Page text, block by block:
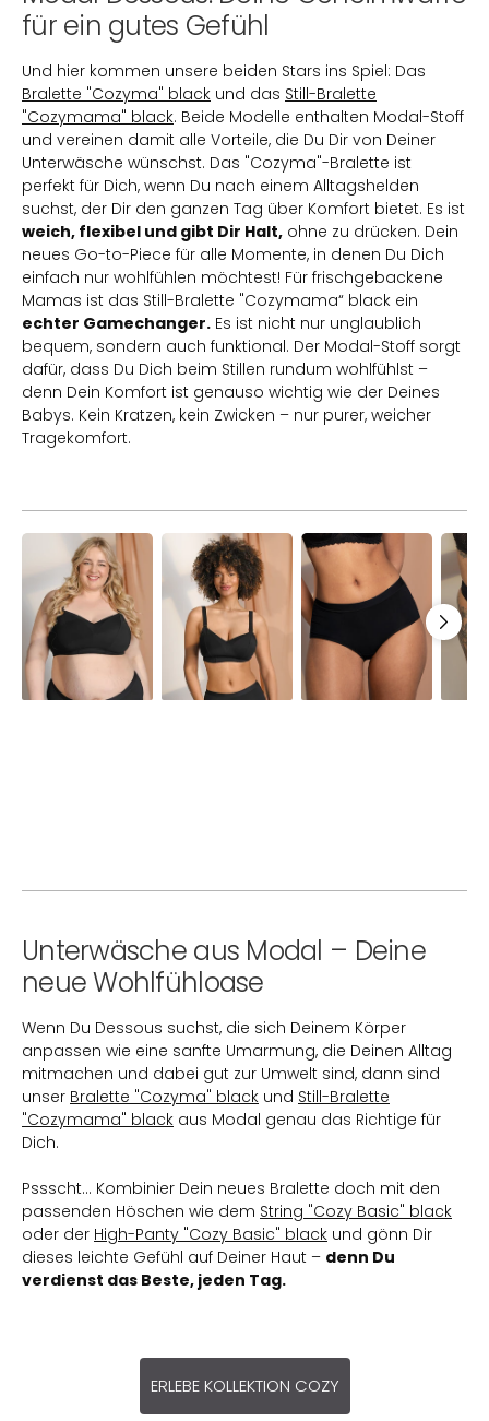
für ein gutes Gefühl
Und hier kommen unsere beiden Stars ins Spiel: Das
Bralette "Cozyma" black und das Still-Bralette
"Cozymama" black. Beide Modelle enthalten Modal-Stoff
und vereinen damit alle Vorteile, die Du Dir von Deiner
Unterwäsche wünschst. Das "Cozyma"-Bralette ist
perfekt für Dich, wenn Du nach einem Alltagshelden
suchst, der Dir den ganzen Tag über Komfort bietet. Es ist
weich, flexibel und gibt Dir Halt, ohne zu drücken. Dein
neues Go-to-Piece für alle Momente, in denen Du Dich
einfach nur wohlfühlen möchtest! Für frischgebackene
Mamas ist das Still-Bralette "Cozymama“ black ein
echter Gamechanger. Es ist nicht nur unglaublich
bequem, sondern auch funktional. Der Modal-Stoff sorgt
dafür, dass Du Dich beim Stillen rundum wohlfühlst –
denn Dein Komfort ist genauso wichtig wie der Deines
Babys. Kein Kratzen, kein Zwicken – nur purer, weicher
Tragekomfort.
Bralette
Cozyma
Black
Still-
Bralette
Cozymama
Black
High-
Panty
Cozy
Basic
Black
String
Cozy
Basic
Black
Unterwäsche aus Modal – Deine
neue Wohlfühloase
Wenn Du Dessous suchst, die sich Deinem Körper
anpassen wie eine sanfte Umarmung, die Deinen Alltag
mitmachen und dabei gut zur Umwelt sind, dann sind
unser Bralette "Cozyma" black und Still-Bralette
"Cozymama" black aus Modal genau das Richtige für
Dich.
Pssscht… Kombinier Dein neues Bralette doch mit den
passenden Höschen wie dem String "Cozy Basic" black
oder der High-Panty "Cozy Basic" black und gönn Dir
dieses leichte Gefühl auf Deiner Haut – denn Du
verdienst das Beste, jeden Tag.
ERLEBE KOLLEKTION COZY